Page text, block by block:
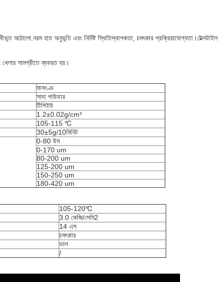
হাত অনুভূতি এবং নির্দিষ্ট স্থিতিস্থাপকতা, চমৎকার
সামগ্রীতে ব্যবহৃত হয়।
মানদণ্ড
সাদা পাউডার
টিপিইউ
1.2±0.02g/cm³
105-115 ℃
30±5g/10মিনিট
0-80 উম
0-170 um
80-200 um
125-200 um
150-250 um
180-420 um
105-120℃
3.0 কেজি/সেমি2
14 এস
চমৎকার
ভাল
/